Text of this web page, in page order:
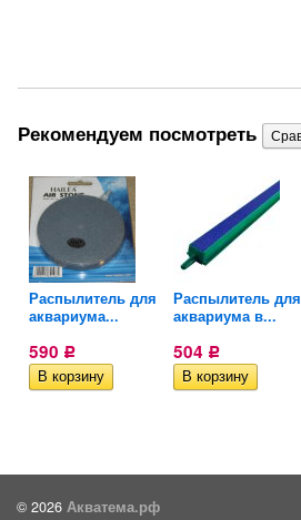
Рекомендуем посмотреть
Распылитель для
аквариума...
590 Р
Распылитель для
аквариума в...
504 Р
© 2026 Акватема.рф